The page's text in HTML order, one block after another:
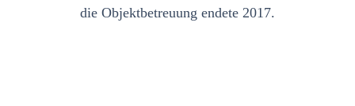
die Objektbetreuung endete 2017.